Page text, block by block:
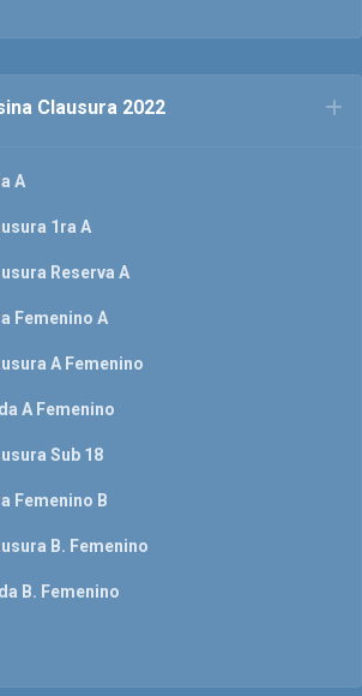
Clausura 2022
A
1ra A
Reserva A
Femenino A
A Femenino
A Femenino
Sub 18
Femenino B
B. Femenino
B. Femenino